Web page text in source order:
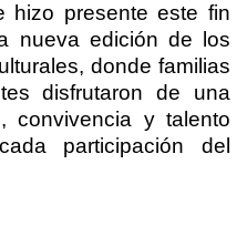
hizo presente este fin
nueva edición de los
donde familias
disfrutaron de una
convivencia y talento
participación del